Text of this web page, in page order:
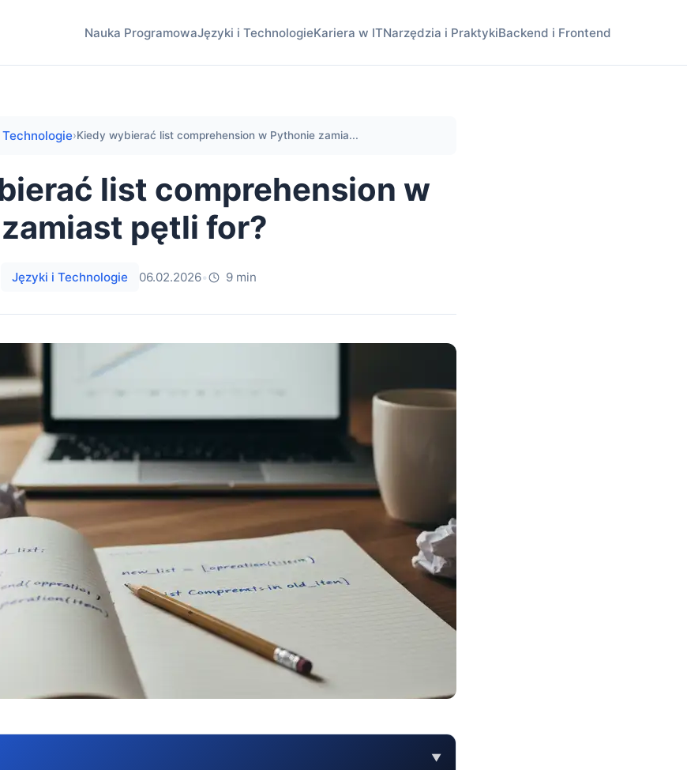
Nauka ProgramowaJęzyki i TechnologieKariera w ITNarzędzia i PraktykiBackend i Frontend
›Kiedy wybierać list comprehension w Pythonie zamia...
list comprehension w
pętli for?
Języki i Technologie 06.02.2026• 9 min
▼